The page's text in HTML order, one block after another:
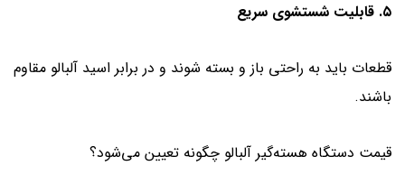
۵. قابلیت شستشوی سریع
قطعات باید به راحتی باز و بسته شوند و در برابر اسید آلبالو مقاوم
باشند.
قیمت دستگاه هسته‌گیر آلبالو چگونه تعیین می‌شود؟